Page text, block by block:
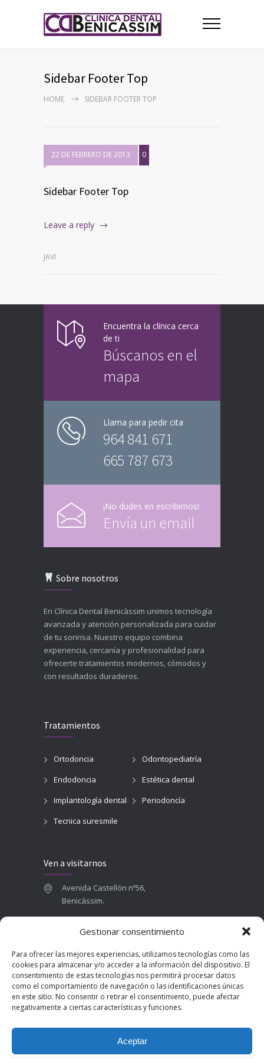
Gestionar consentimiento
Para ofrecer las mejores experiencias, utilizamos tecnologías como las
cookies para almacenar y/o acceder a la información del dispositivo. El
consentimiento de estas tecnologías nos permitirá procesar datos
como el comportamiento de navegación o las identificaciones únicas
en este sitio. No consentir o retirar el consentimiento, puede afectar
negativamente a ciertas características y funciones.
Aceptar
Sidebar Footer Top
HOME SIDEBAR FOOTER TOP
22 DE FEBRERO DE 2013 0
Sidebar Footer Top
Leave a reply
JAVI
Encuentra la clínica cerca
de ti
Búscanos en el
mapa
Llama para pedir cita
964 841 671
665 787 673
¡No dudes en escribirnos!
Envía un email
Sobre nosotros
En Clínica Dental Benicàssim unimos tecnología
avanzada y atención personalizada para cuidar
de tu sonrisa. Nuestro equipo combina
experiencia, cercanía y profesionalidad para
ofrecerte tratamientos modernos, cómodos y
con resultados duraderos.
Tratamientos
Ortodoncia
Odontopediatría
Endodoncia
Estética dental
Implantología dental
Periodoncía
Tecnica suresmile
Ven a visitarnos
Avenida Castellón nº56,
Benicàssim.
665 787 673
admin@clinicadentalbenicasim.com